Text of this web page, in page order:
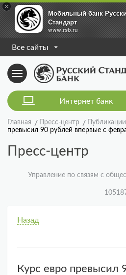
×
Мобильный банк
Стандарт
www.rsb.ru
Все сайты
Toggle
navigation
Интернет банк
Главная Пресс-центр
превысил 90 рублей впервые с
Пресс-центр
Управление по связям с
Назад
Курс евро превысил